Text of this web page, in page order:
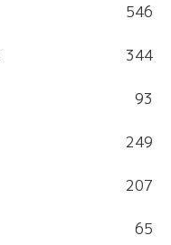
546
344
93
249
207
65